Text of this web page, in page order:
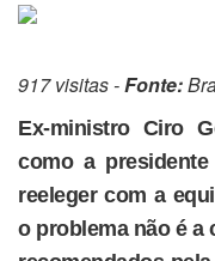
917 visitas -Fonte:
Ex-ministro Ciro
como a
reeleger com a
o problema não é a